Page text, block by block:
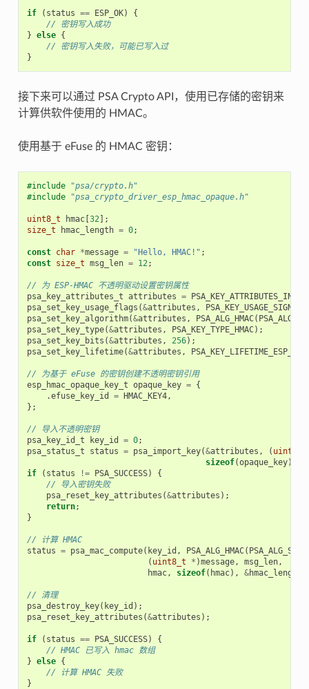
if ( status == ESP_OK)
{
// 密钥写入成功
} else {
// 密钥写入失败，可能已写入过
}
接下来可以通过 PSA Crypto API，使用已存储的密钥来
计算供软件使用的 HMAC。
使用基于 eFuse 的 HMAC 密钥：
#include
"psa/crypto.h"
#include
"psa_crypto_driver_esp_hmac_opaque.h"
uint8_t hmac[32];
size_t
hmac_length = 0;
const char *message = "Hello, HMAC!" ;
const size_t msg_len = 12;
// 为 ESP-HMAC 不透明驱动设置密钥属性
psa_key_attributes_t attributes = PSA_KEY_ATTRIBUTES_INIT
psa_set_key_usage_flags (&attributes ,
psa_set_key_algorithm(&attributes , PSA_ALG_HMAC(
psa_set_key_type(&attributes , PSA_KEY_TYPE_HMAC);
psa_set_key_bits (&attributes , 256);
psa_set_key_lifetime(&attributes ,
// 为基于 eFuse 的密钥创建不透明密钥引用
esp_hmac_opaque_key_t opaque_key = {
.efuse_key_id = HMAC_KEY4,
};
// 导入不透明密钥
psa_key_id_t
key_id = 0;
psa_status_t
status = psa_import_key(&attributes , ( uint8_t
sizeof(opaque_key),
if
( status != PSA_SUCCESS)
{
// 导入密钥失败
psa_reset_key_attributes (&attributes );
return;
}
// 计算 HMAC
status = psa_mac_compute( key_id , PSA_ALG_HMAC(
( uint8_t * )message, msg_len,
hmac, sizeof( hmac), &hmac_length
// 清理
psa_destroy_key( key_id );
psa_reset_key_attributes (&attributes );
if ( status == PSA_SUCCESS)
{
// HMAC 已写入 hmac 数组
} else {
// 计算 HMAC 失败
}